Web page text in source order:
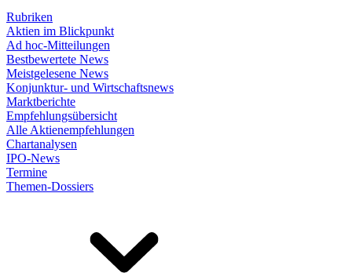
Rubriken
Aktien im Blickpunkt
Ad hoc-Mitteilungen
Bestbewertete News
Meistgelesene News
Konjunktur- und Wirtschaftsnews
Marktberichte
Empfehlungsübersicht
Alle Aktienempfehlungen
Chartanalysen
IPO-News
Termine
Themen-Dossiers